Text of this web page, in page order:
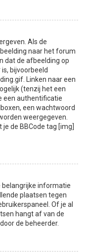
Als de
naar het forum
dat de afbeelding op
bijvoorbeeld
Linken naar een
(tenzij het een
een authentificatie
een wachtwoord
weergegeven.
de BBCode tag [img]
belangrijke informatie
plaatsen tegen
Of je al
hangt af van de
de beheerder.